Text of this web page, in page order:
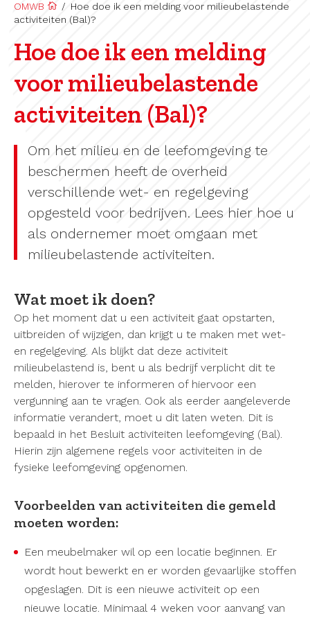
OMWB / Hoe doe ik een melding voor milieubelastende
activiteiten (Bal)?
Hoe doe ik een melding
voor milieubelastende
activiteiten (Bal)?
Om het milieu en de leefomgeving te
beschermen heeft de overheid
verschillende wet- en regelgeving
opgesteld voor bedrijven. Lees hier hoe u
als ondernemer moet omgaan met
milieubelastende activiteiten.
Wat moet ik doen?
Op het moment dat u een activiteit gaat opstarten,
uitbreiden of wijzigen, dan krijgt u te maken met wet-
en regelgeving. Als blijkt dat deze activiteit
milieubelastend is, bent u als bedrijf verplicht dit te
melden, hierover te informeren of hiervoor een
vergunning aan te vragen. Ook als eerder aangeleverde
informatie verandert, moet u dit laten weten. Dit is
bepaald in het Besluit activiteiten leefomgeving (Bal).
Hierin zijn algemene regels voor activiteiten in de
fysieke leefomgeving opgenomen.
Voorbeelden van activiteiten die gemeld
moeten worden:
Een meubelmaker wil op een locatie beginnen. Er
wordt hout bewerkt en er worden gevaarlijke stoffen
opgeslagen. Dit is een nieuwe activiteit op een
nieuwe locatie. Minimaal 4 weken voor aanvang van